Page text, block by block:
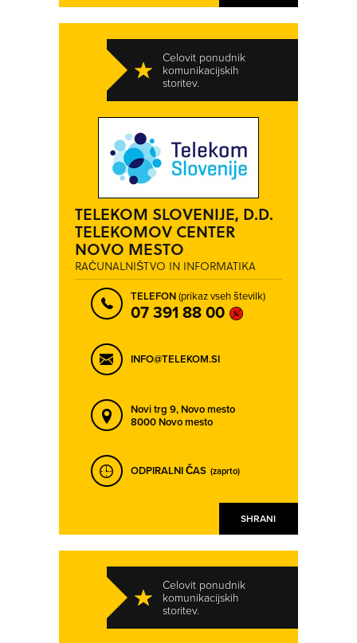
SHRANI
Celovit ponudnik
komunikacijskih
storitev.
TELEKOM SLOVENIJE, D.D.
TELEKOMOV CENTER
NOVO MESTO
RAČUNALNIŠTVO IN INFORMATIKA
TELEFON(prikaz vseh številk)
07 391 88 00
INFO@TELEKOM.SI
Novi trg 9, Novo mesto
8000 Novo mesto
ODPIRALNI ČAS (zaprto)
Celovit ponudnik
komunikacijskih
storitev.